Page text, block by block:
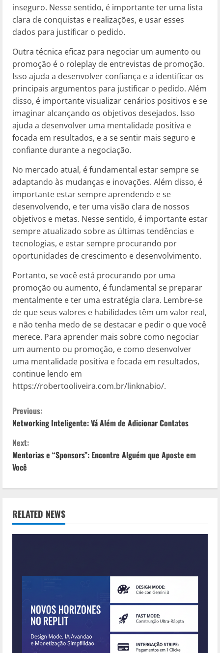
inseguro. Nesse sentido, é importante ter uma lista
clara de conquistas e realizações, e usar esses
dados para justificar o pedido.
Outra técnica eficaz para negociar um aumento ou
promoção é o roleplay de entrevistas de promoção.
Isso ajuda a desenvolver confiança e a identificar os
principais argumentos para justificar o pedido. Além
disso, é importante visualizar cenários positivos e se
imaginar alcançando os objetivos desejados. Isso
ajuda a desenvolver uma mentalidade positiva e
focada em resultados, e a se sentir mais seguro e
confiante durante a negociação.
No mercado atual, é fundamental estar sempre se
adaptando às mudanças e inovações. Além disso, é
importante estar sempre aprendendo e se
desenvolvendo, e ter uma visão clara de nossos
objetivos e metas. Nesse sentido, é importante estar
sempre atualizado sobre as últimas tendências e
tecnologias, e estar sempre procurando por
oportunidades de crescimento e desenvolvimento.
Portanto, se você está procurando por uma
promoção ou aumento, é fundamental se preparar
mentalmente e ter uma estratégia clara. Lembre-se
de que seus valores e habilidades têm um valor real,
e não tenha medo de se destacar e pedir o que você
merece. Para aprender mais sobre como negociar
um aumento ou promoção, e como desenvolver
uma mentalidade positiva e focada em resultados,
continue lendo em
https://robertooliveira.com.br/linknabio/.
C
o
n
t
i
n
u
Previous:
Networking Inteligente: Vá Além de Adicionar Contatos
Next:
Mentorias e “Sponsors”: Encontre Alguém que Aposte em
Você
RELATED NEWS